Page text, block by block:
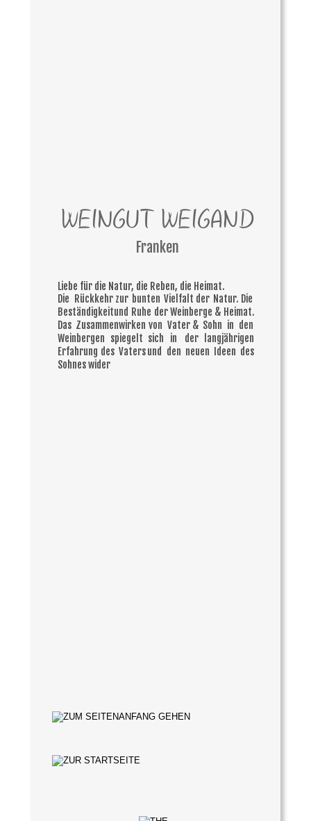
WEINGUT WEIGAND
Franken
Liebe für die Natur, die Reben, die Heimat.
Die Rückkehr zur bunten Vielfalt der Natur. Die
Beständigkeitund Ruhe derWeinberge & Heimat.
Das Zusammenwirken von Vater & Sohn in den
Weinbergen spiegelt sich in der
langjährigen
Erfahrung des Vatersund den neuen Ideen des
Sohnes wider